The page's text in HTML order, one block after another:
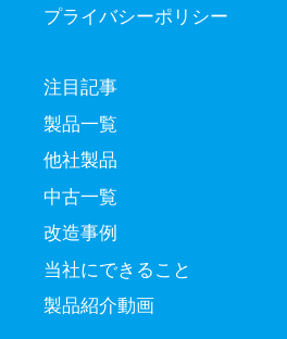
プライバシーポリシー
注目記事
製品一覧
他社製品
中古一覧
改造事例
当社にできること
製品紹介動画